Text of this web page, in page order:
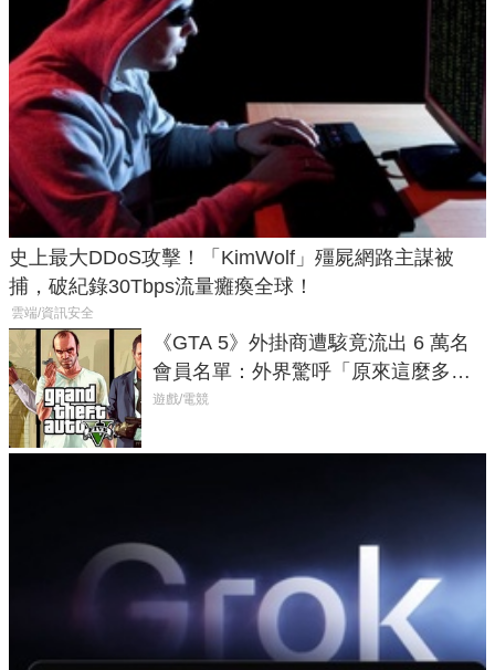
史上最大DDoS攻擊！「KimWolf」殭屍網路主謀被
捕，破紀錄30Tbps流量癱瘓全球！
雲端/資訊安全
《GTA 5》外掛商遭駭竟流出 6 萬名
會員名單：外界驚呼「原來這麼多人
在開掛！」
遊戲/電競